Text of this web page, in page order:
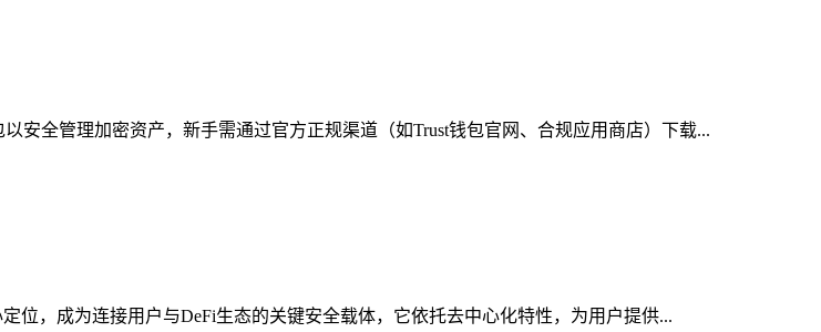
安全管理加密资产，新手需通过官方正规渠道（如Trust钱包官网、合规应用商店）下载...
位，成为连接用户与DeFi生态的关键安全载体，它依托去中心化特性，为用户提供...